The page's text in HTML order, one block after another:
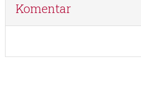
Komentar